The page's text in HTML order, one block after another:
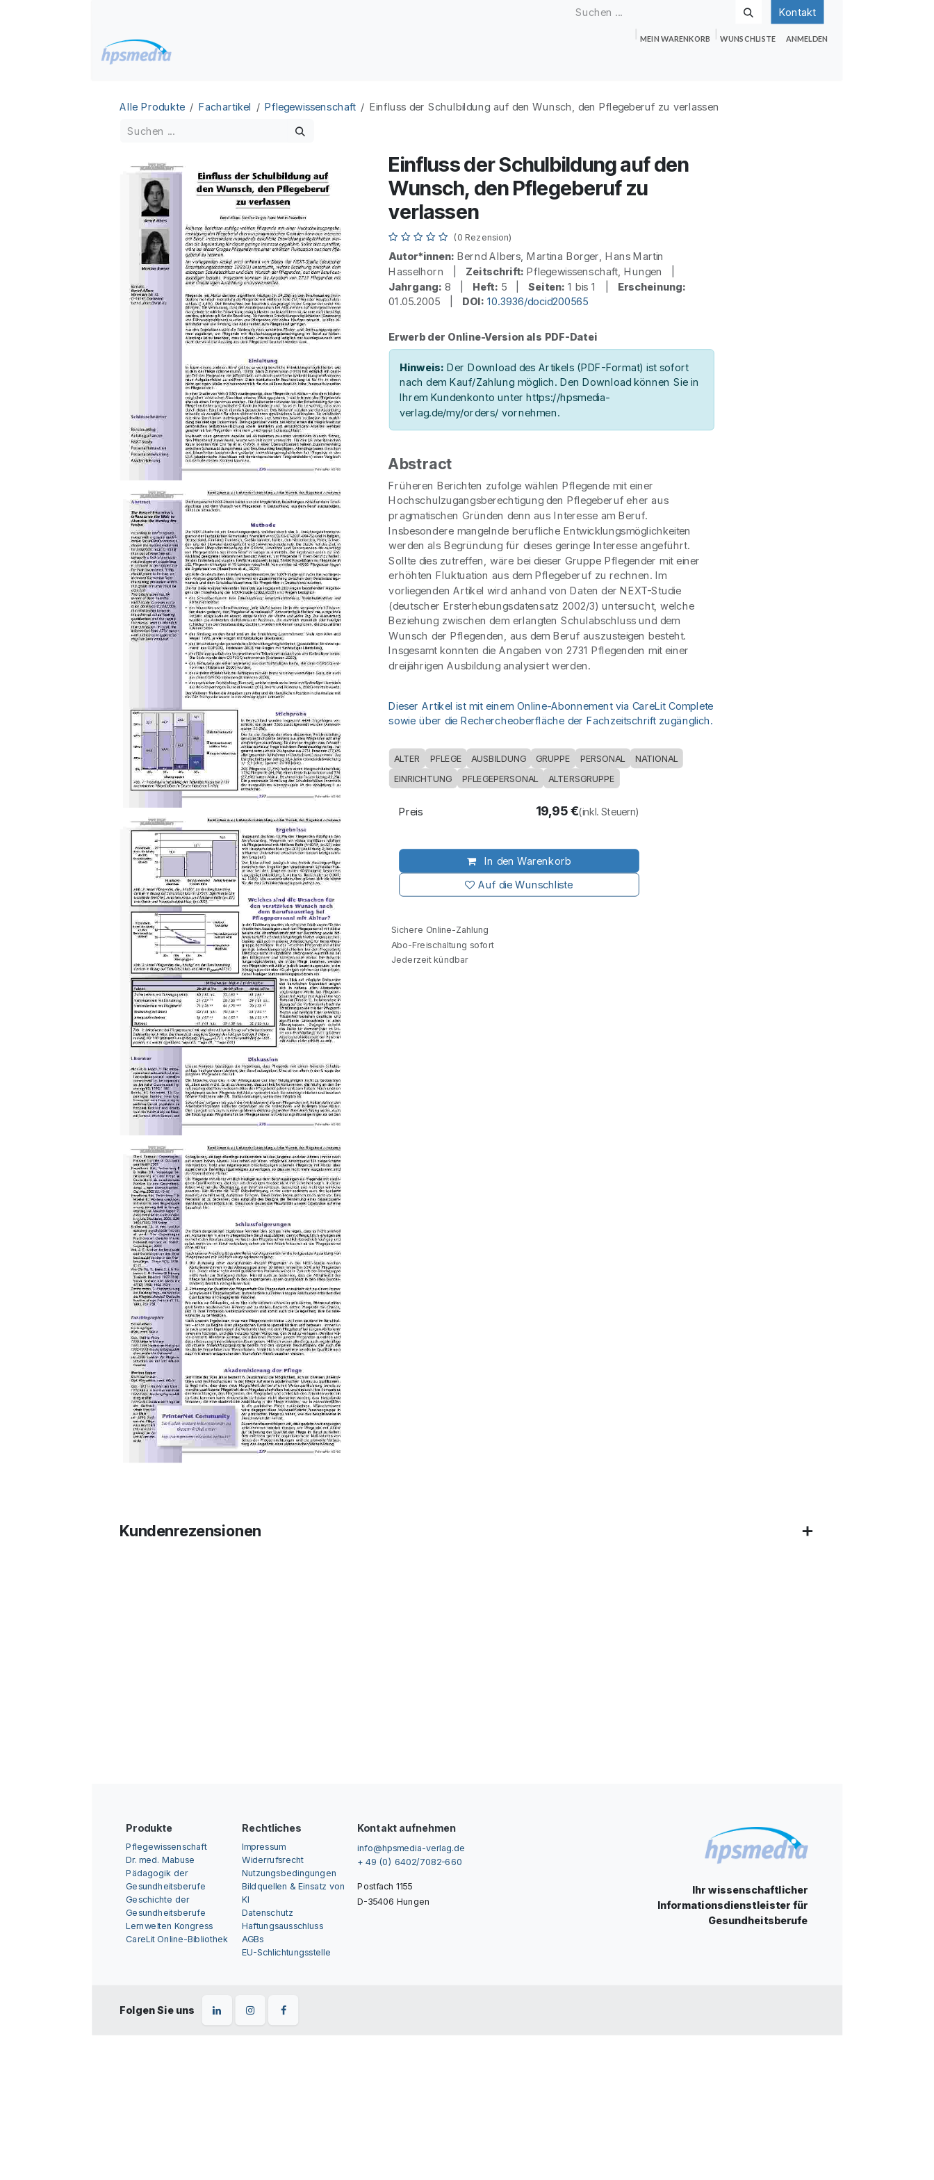
Kontakt
MEIN WARENKORB WUNSCHLISTE ANMELDEN
Alle Produkte Fachartikel Pflegewissenschaft Einfluss der Schulbildung auf den Wunsch, den Pflegeberuf zu verlassen
Einfluss der Schulbildung auf den
Wunsch, den Pflegeberuf zu
verlassen
(0 Rezension)
Autor*innen: Bernd Albers, Martina Borger, Hans Martin
Hasselhorn | Zeitschrift: Pflegewissenschaft, Hungen |
Jahrgang: 8 | Heft: 5 |Seiten: 1 bis 1 | Erscheinung:
01.05.2005 | DOI: 10.3936/docid200565
Erwerb der Online-Version als PDF-Datei
Hinweis: Der Download des Artikels (PDF-Format) ist sofort
nach dem Kauf/Zahlung möglich. Den Download können Sie in
Ihrem Kundenkonto unter https://hpsmedia-
verlag.de/my/orders/ vornehmen.
Abstract
Früheren Berichten zufolge wählen Pflegende mit einer
Hochschulzugangsberechtigung den Pflegeberuf eher aus
pragmatischen Gründen denn aus Interesse am Beruf.
Insbesondere mangelnde berufliche Entwicklungsmöglichkeiten
werden als Begründung für dieses geringe Interesse angeführt.
Sollte dies zutreffen, wäre bei dieser Gruppe Pflegender mit einer
erhöhten Fluktuation aus dem Pflegeberuf zu rechnen. Im
vorliegenden Artikel wird anhand von Daten der NEXT-Studie
(deutscher Ersterhebungsdatensatz 2002/3) untersucht, welche
Beziehung zwischen dem erlangten Schulabschluss und dem
Wunsch der Pflegenden, aus dem Beruf auszusteigen besteht.
Insgesamt konnten die Angaben von 2731 Pflegenden mit einer
dreijährigen Ausbildung analysiert werden.
Dieser Artikel ist mit einem Online-Abonnement via CareLit Complete
sowie über die Rechercheoberfläche der Fachzeitschrift zugänglich.
ALTER PFLEGE AUSBILDUNG GRUPPE PERSONAL NATIONAL
EINRICHTUNG PFLEGEPERSONAL ALTERSGRUPPE
In den Warenkorb
Auf die Wunschliste
Preis 19,95€(inkl. Steuern)
Sichere Online-Zahlung
Abo-Freischaltung sofort
Jederzeit kündbar
Kundenrezensionen
Produkte
Pflegewissenschaft
Dr. med. Mabuse
Pädagogik der
Gesundheitsberufe
Geschichte der
Gesundheitsberufe
Lernwelten Kongress
CareLit Online-Bibliothek
Rechtliches
Impressum
Widerrufsrecht
Nutzungsbedingungen
Bildquellen & Einsatz von
KI
Datenschutz
Haftungsausschluss
AGBs
EU-Schlichtungsstelle
Kontakt aufnehmen
info@hpsmedia-verlag.de
+ 49 (0) 6402/7082-660
Postfach 1155
D-35406 Hungen
Ihr wissenschaftlicher
Informationsdienstleister für
Gesundheitsberufe
Folgen Sie uns